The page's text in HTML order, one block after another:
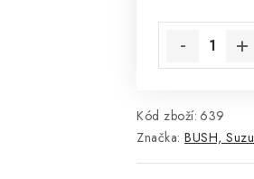
Kód zboží: 639
Značka: BUSH,